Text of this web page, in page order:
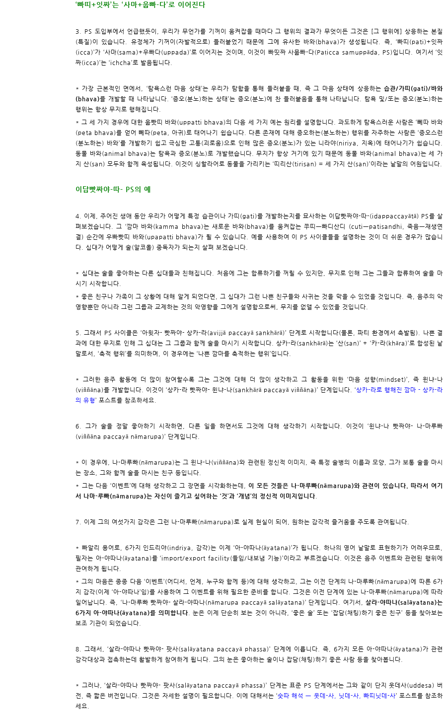
‘빠띠+잇짜’는 ‘사마+웁빠-다’로 이어진다
3. PS 도입부에서 언급했듯이, 우리가 무언가를 기꺼이 움켜잡을 때마다 그 행위의 결과가 무엇이든 그것은 [그 행위에] 상응하는 본질
(특질)이 있습니다. 유정체가 기꺼이(자발적으로) 들러붙었기 때문에 그에 유사한 바와(bhava)가 생성됩니다. 즉, ‘빠띠(pati)+잇짜
(icca)’가 ‘사마(sama)+우빠다(uppada)’로 이어지는 것이며, 이것이 빠띳짜 사뭅빠-다(Paṭicca samuppāda, PS)입니다. 여기서 ‘잇
짜(icca)’는 ‘ichcha’로 발음됩니다.
* 가장 근본적인 면에서, ‘탐욕스런 마음 상태’는 우리가 탐함을 통해 들러붙을 때, 즉 그 마음 상태에 상응하는 습관/가띠(gati)/바와
(bhava)를 개발할 때 나타납니다. ‘증오(분노)하는 상태’는 증오(분노)에 찬 들러붙음을 통해 나타납니다. 탐욕 및/또는 증오(분노)하는
행위는 항상 무지로 행해집니다.
* 그 세 가지 경우에 대한 웁빳띠 바와(uppatti bhava)의 다음 세 가지 예는 원리를 설명합니다. 과도하게 탐욕스러운 사람은 ‘뻬따 바와
(peta bhava)를 얻어 뻬따(peta, 아귀)로 태어나기 쉽습니다. 다른 존재에 대해 증오하는(분노하는) 행위를 자주하는 사람은 ‘증오스런
(분노하는) 바와’를 개발하기 쉽고 극심한 고통(괴로움)으로 인해 많은 증오(분노)가 있는 니라야(niriya, 지옥)에 태어나기가 쉽습니다.
동물 바와(animal bhava)는 탐욕과 증오(분노)로 개발했습니다. 무지가 항상 거기에 있기 때문에 동물 바와(animal bhava)는 세 가
지 산(san) 모두와 함께 육성됩니다. 이것이 싱할라어로 동물을 가리키는 ‘띠리산(tirisan) = 세 가지 산(san)’이라는 낱말의 어원입니다.
이답빳짜야-따- PS의 예
4. 이제, 주어진 생애 동안 우리가 어떻게 특정 습관이나 가띠(gati)를 개발하는지를 묘사하는 이답빳짜야-따-(idappaccayātā) PS를 살
펴보겠습니다. 그 ‘깜마 바와(kamma bhava)는 새로운 바와(bhava)를 움켜잡는 쭈띠ㅡ빠디산디 (cutiㅡpatisandhi, 죽음ㅡ재생연
결) 순간에 우빠빳띠 바와(upapatti bhava)가 될 수 있습니다. 예를 사용하여 이 PS 사이클들을 설명하는 것이 더 쉬운 경우가 많습니
다. 십대가 어떻게 술(알코올) 중독자가 되는지 살펴 보겠습니다.
* 십대는 술을 좋아하는 다른 십대들과 친해집니다. 처음에 그는 합류하기를 꺼릴 수 있지만, 무지로 인해 그는 그들과 합류하여 술을 마
시기 시작합니다.
* 좋은 친구나 가족이 그 상황에 대해 알게 되었다면, 그 십대가 그런 나쁜 친구들와 사귀는 것을 막을 수 있었을 것입니다. 즉, 음주의 악
영향뿐만 아니라 그런 그룹과 교제하는 것의 악영향을 그에게 설명함으로써, 무지를 없앨 수 있었을 것입니다.
5. 그래서 PS 사이클은 ‘아윗자- 빳짜야- 상카-라(avijjā paccayā sankhārā)’ 단계로 시작합니다(물론, 파티 환경에서 촉발됨). 나쁜 결
과에 대한 무지로 인해 그 십대는 그 그룹과 함께 술을 마시기 시작합니다. 상카-라(sankhārā)는 ‘산(san)’ + ‘카-라(khāra)’로 합성된 낱
말로서, ‘축적 행위’를 의미하며, 이 경우에는 ‘나쁜 깜마를 축적하는 행위’입니다.
* 그러한 음주 활동에 더 많이 참여할수록 그는 그것에 대해 더 많이 생각하고 그 활동을 위한 ‘마음 성향(mindset)’, 즉 윈냐-나
(viññāna)를 개발합니다. 이것이 ‘상카-라 빳짜야- 윈냐-나(sankhārā paccayā viññāna)’ 단계입니다. ‘상카-라로 행해진 깜마 - 상카-라
의 유형’ 포스트를 참조하세요.
6. 그가 술을 정말 좋아하기 시작하면, 다른 일을 하면서도 그것에 대해 생각하기 시작합니다. 이것이 ‘윈냐-나 빳짜야- 나-마루빠
(viññāna paccayā nāmarupa)’ 단계입니다.
* 이 경우에, 나-마루빠(nāmarupa)는 그 윈냐-나(viññāna)와 관련된 정신적 이미지, 즉 특정 술병의 이름과 모양, 그가 보통 술을 마시
는 장소, 그와 함께 술을 마시는 친구 등입니다.
* 그는 다음 ‘이벤트’에 대해 생각하고 그 장면을 시각화하는데, 이 모든 것들은 나-마루빠(nāmarupa)와 관련이 있습니다. 따라서 여기
서 나마-루빠(nāmarupa)는 자신이 즐기고 싶어하는 ‘것’과 ‘개념’의 정신적 이미지입니다
7. 이제 그의 여섯가지 감각은 그런 나-마루빠(nāmarupa)로 실제 현실이 되어, 원하는 감각적 즐거움을 주도록 관여됩니다.
* 빠알리 용어로, 6가지 인드리야(indriya, 감각)는 이제 ‘아-야따나(āyatana)’가 됩니다. 하나의 영어 낱말로 표현하기가 어려우므로,
필자는 아-야따나(āyatana)를 ‘import/export facility(들임/내보냄 기능)’이라고 부르겠습니다. 이것은 음주 이벤트와 관련된 행위에
관여하게 됩니다.
* 그의 마음은 종종 다음 ‘이벤트’(어디서, 언제, 누구와 함께 등)에 대해 생각하고, 그는 이전 단계의 나-마루빠(nāmarupa)에 따른 6가
지 감각(이제 ‘아-야따나’임)를 사용하여 그 이벤트를 위해 필요한 준비를 합니다. 그것은 이전 단계에 있는 나-마루빠(nāmarupa)에 따라
일어납니다. 즉, ‘나-마루빠 빳짜야- 살라-야따나(nāmarupa paccayā salāyatana)’ 단계입니다. 여기서, 살라-야따나(salāyatana)는
6가지 아-야따나(āyatana)를 의미합니다. 눈은 이제 단순히 보는 것이 아니라, ‘좋은 술’ 또는 ‘잡담(채팅)하기 좋은 친구’ 등을 찾아보는
보조 기관이 되었습니다.
8. 그래서, ‘살라-야따나 빳짜야- 팟사(salāyatana paccayā phassa)’ 단계에 이릅니다. 즉, 6가지 모든 아-야따나(āyatana)가 관련
감각대상과 접촉하는데 활발하게 참여하게 됩니다. 그의 눈은 좋아하는 술이나 잡담(채팅)하기 좋은 사람 등을 찾아봅니다.
* 그러나, ‘살라-야따나 빳짜야- 팟사(salāyatana paccayā phassa)’ 단계는 표준 PS 단계에서는 그와 같이 단지 웃데사(uddesa) 버
전, 즉 짧은 버전입니다. 그것은 자세한 설명이 필요합니다. 이에 대해서는 ‘숫따 해석 ㅡ 웃데-사, 닛데-사, 빠띠닛데-사’ 포스트를 참조하
세요.